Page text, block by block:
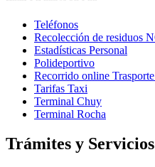
Teléfonos
Recolección de residuos
Estadísticas Personal
Polideportivo
Recorrido online
Tarifas Taxi
Terminal Chuy
Terminal Rocha
Trámites y Servicios